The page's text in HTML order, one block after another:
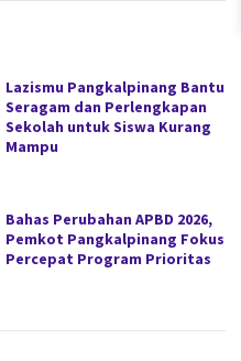
Lazismu Pangkalpinang Bantu
Seragam dan Perlengkapan
Sekolah untuk Siswa Kurang
Mampu
Bahas Perubahan APBD 2026,
Pemkot Pangkalpinang Fokus
Percepat Program Prioritas